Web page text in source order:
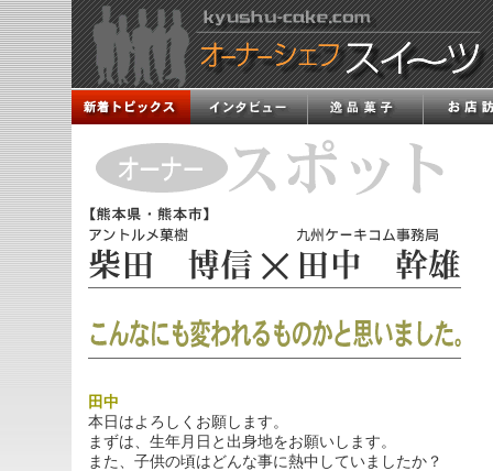
田中
本日はよろしくお願します。
まずは、生年月日と出身地をお願いします。
また、子供の頃はどんな事に熱中していましたか？